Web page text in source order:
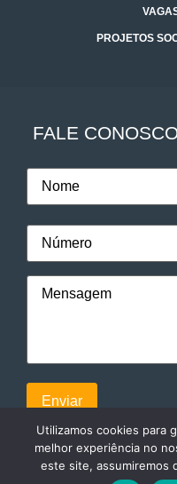
PROJETOS
FALE
Utilizamos cookies para
melhor experiência no
este site, assumiremos